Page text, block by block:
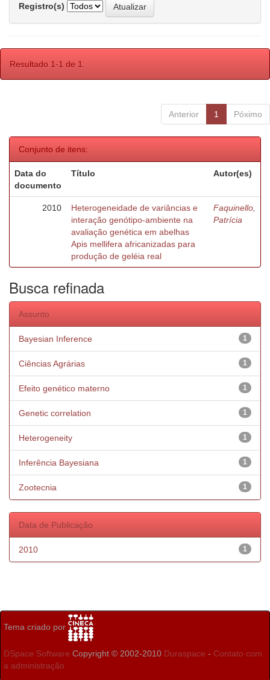
Registro(s)
Resultado 1-1 de 1.
Anterior 1 Póximo
Conjunto de itens:
Data do
documento
Título Autor(es)
2010
Heterogeneidade de variâncias e
interação genótipo-ambiente na
avaliação genética em abelhas
Apis mellifera africanizadas para
produção de geléia real
Faquinello,
Patrícia
Busca refinada
Assunto
1
Bayesian Inference
1
Ciências Agrárias
1
Efeito genético materno
1
Genetic correlation
1
Heterogeneity
1
Inferência Bayesiana
1
Zootecnia
Data de Publicação
1
2010
Tema criado por
DSpace Software Copyright © 2002-2010 Duraspace - Contato com
a administração